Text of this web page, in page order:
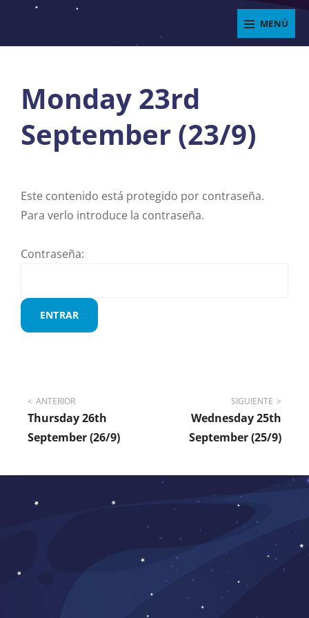
contenido
MENÚ
Monday 23rd
September (23/9)
Este contenido está protegido por contraseña.
Para verlo introduce la contraseña.
Contraseña:
Navegación
de
entradas
ANTERIOR
Thursday 26th
September (26/9)
SIGUIENTE
Wednesday 25th
September (25/9)